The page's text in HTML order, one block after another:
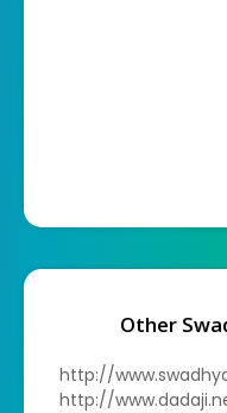
Other
http://
http://